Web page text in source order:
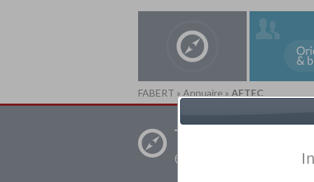
FABERT » Annuaire » AFTEC
Trouver un
établissement